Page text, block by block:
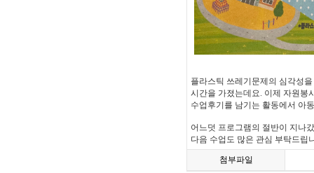
플라스틱 쓰레기문제의 심각성
시간을 가졌는데요. 이제 자원봉
수업후기를 남기는 활동에서 아
어느덧 프로그램의 절반이 지나
다음 수업도 많은 관심 부탁드립
첨부파일